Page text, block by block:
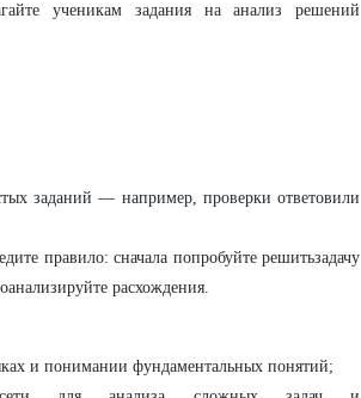
ученикам задания на анализ решений
заданий — например, проверки ответовили
правило: сначала попробуйте решитьзадачу
расхождения.
и понимании фундаментальных понятий;